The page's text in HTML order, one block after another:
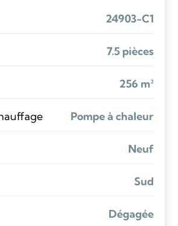
24903-C1
7.5 pièces
256 m²
Pompe à chaleur
Neuf
Sud
Dégagée